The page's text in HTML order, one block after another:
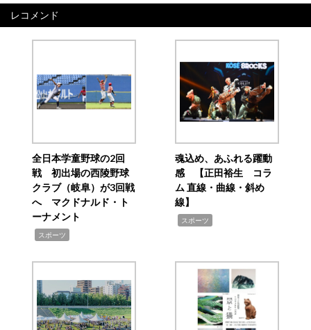
レコメンド
全日本学童野球の2回
戦 初出場の西陵野球
クラブ（岐阜）が3回戦
へ マクドナルド・ト
ーナメント
スポーツ
魂込め、あふれる躍動
感 【正田裕生 コラ
ム 直線・曲線・斜め
線】
スポーツ